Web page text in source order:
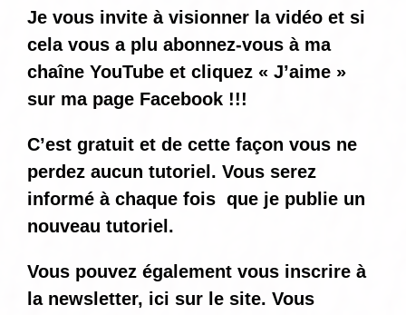
Je vous invite à visionner la vidéo et si
cela vous a plu abonnez-vous à ma
chaîne YouTube et cliquez « J’aime »
sur ma page Facebook !!!
C’est gratuit et de cette façon vous ne
perdez aucun tutoriel. Vous serez
informé à chaque fois que je publie un
nouveau tutoriel.
Vous pouvez également vous inscrire à
la newsletter, ici sur le site. Vous